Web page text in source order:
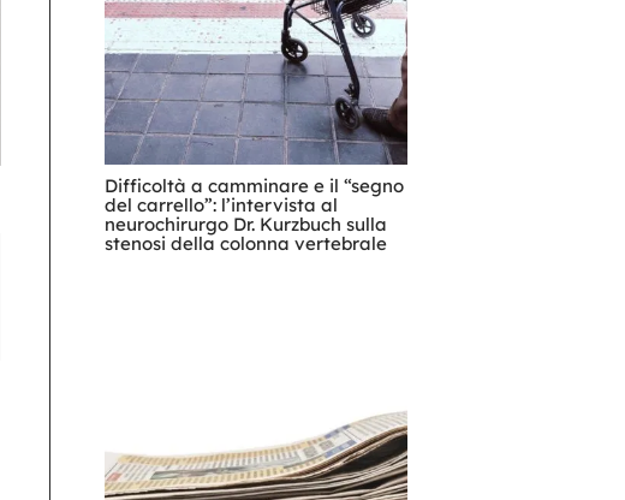
Difficoltà a camminare e il “segno
del carrello”: l’intervista al
neurochirurgo Dr. Kurzbuch sulla
stenosi della colonna vertebrale